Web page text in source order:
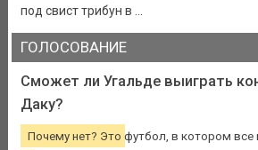
под свист трибун в ...
ГОЛОСОВАНИЕ
Сможет ли Угальде выиграть
Даку?
Почему нет? Это футбол, в котором